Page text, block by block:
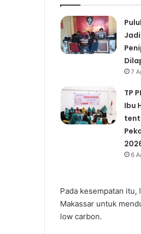
7
TP
Ibu
6
Pada kesempatan
Makassar untuk
low carbon.